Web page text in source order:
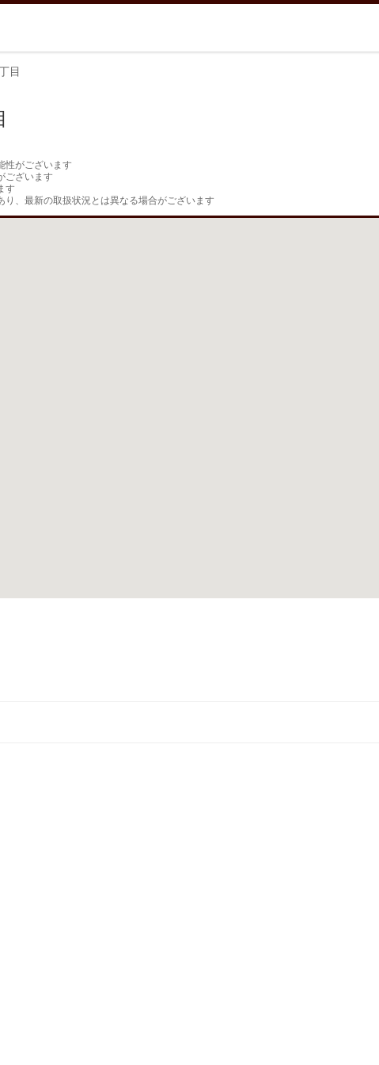
目
性がございます
ございます
す
、最新の取扱状況とは異なる場合がございます